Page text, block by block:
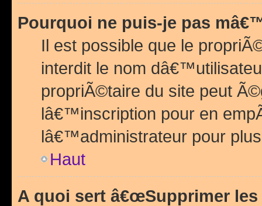
Pourquoi ne puis-je pas
Il est possible que le
interdit le nom
propriÃ©taire du site peut
lâ€™inscription pour en
lâ€™administrateur pour
Haut
A quoi sert â€œSupprimer les